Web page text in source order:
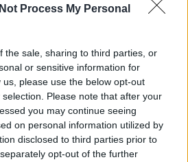
Process My Personal
the sale, sharing to third parties, or
or sensitive information for
please use the below opt-out
Please note that after your
you may continue seeing
on personal information utilized by
disclosed to third parties prior to
opt-out of the further
vidéo Chanson sans vidéo